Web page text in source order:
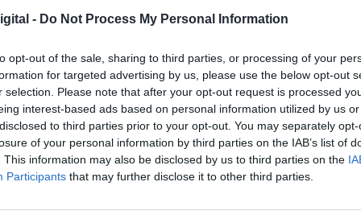
- Do Not Process My Personal Information
opt-out of the sale, sharing to third parties, or processing of your
for targeted advertising by us, please use the below opt-out
selection. Please note that after your opt-out request is processed
interest-based ads based on personal information utilized by us
to third parties prior to your opt-out. You may separately
of your personal information by third parties on the IAB’s list of
This information may also be disclosed by us to third parties on the
Participants that may further disclose it to other third parties.
cuatro años y se trabaja ya en una nueva Ley de
otros compromisos adoptados estos meses
nuestro país. Por lo que,el ministerio ha
más segregadores y negativos de la
al estudio, que este año tiene mayor
modificaciones para favorecer a los
Educa en Digital,dirigido a proporcionar
más vulnerables; o el programa PROA+
esto hay que añadir los 2.000 millones de euros
a las CCAA se hará en los próximos días.